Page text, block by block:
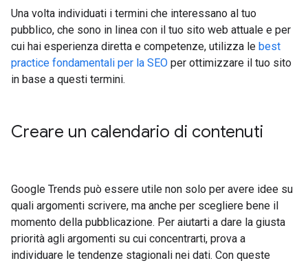
Una volta individuati i termini che interessano al tuo
pubblico, che sono in linea con il tuo sito web attuale e per
cui hai esperienza diretta e competenze, utilizza le best
practice fondamentali per la SEO per ottimizzare il tuo sito
in base a questi termini.
Creare un calendario di contenuti
Google Trends può essere utile non solo per avere idee su
quali argomenti scrivere, ma anche per scegliere bene il
momento della pubblicazione. Per aiutarti a dare la giusta
priorità agli argomenti su cui concentrarti, prova a
individuare le tendenze stagionali nei dati. Con queste